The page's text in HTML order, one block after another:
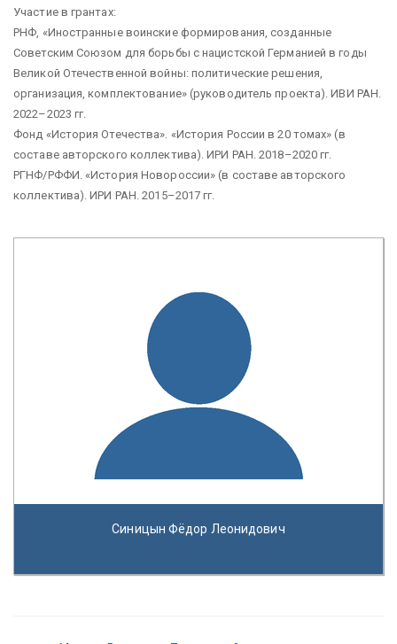
Участие в грантах:
РНФ, «Иностранные воинские формирования, созданные
Советским Союзом для борьбы с нацистской Германией в годы
Великой Отечественной войны: политические решения,
организация, комплектование» (руководитель проекта). ИВИ РАН.
2022–2023 гг.
Фонд «История Отечества». «История России в 20 томах» (в
составе авторского коллектива). ИРИ РАН. 2018–2020 гг.
РГНФ/РФФИ. «История Новороссии» (в составе авторского
коллектива). ИРИ РАН. 2015–2017 гг.
Синицын Фёдор Леонидович